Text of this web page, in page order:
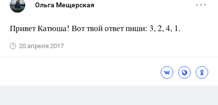
Ольга Мещерская
Привет Катюша! Вот твой ответ пиши: 3, 2, 4, 1.
20 апреля 2017